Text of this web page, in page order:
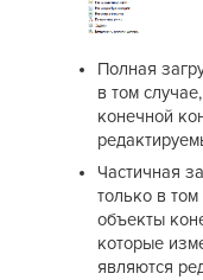
Полная
в том
конечной
Частичная
только в том
объекты
которые
являются